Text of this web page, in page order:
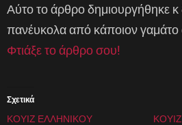
Αύτο το άρθρο δημιουργήθηκε κ
πανέυκολα από κάποιον
Φτιάξε το άρθρο σου!
Σχετικά
ΚΟΥΙΖ ΕΛΛΗΝΙΚΟΥ